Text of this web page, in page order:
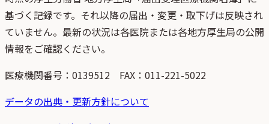
基づく記録です。それ以降の届出・変更・取下げは反映され
ていません。最新の状況は各医院または各地方厚生局の公開
情報をご確認ください。
医療機関番号： 0139512 FAX：011-221-5022
データの出典・更新方針について